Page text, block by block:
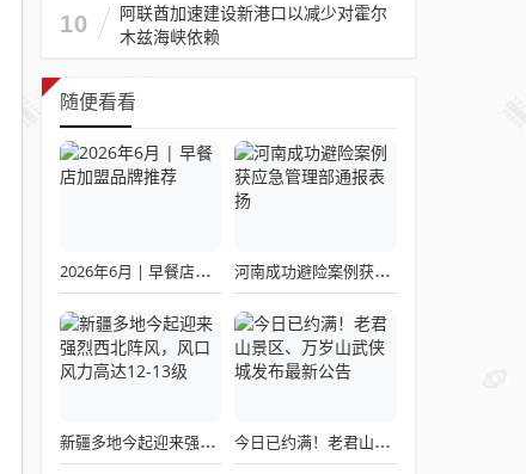
10
阿联酋加速建设新港口以减少对霍尔
木兹海峡依赖
随便看看
2026年6月 | 早餐店加盟品牌推荐 河南成功避险案例获应急管理部通报表扬
新疆多地今起迎来强烈西北阵风，风口风力高达12-13级 今日已约满！老君山景区、万岁山武侠城发布最新公告